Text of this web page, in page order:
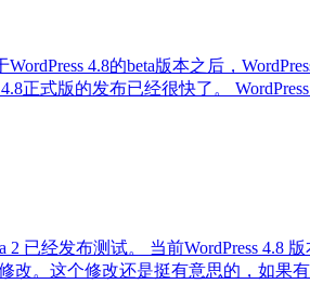
4.8的beta版本之后，
正式版的发布已经很快了。
2 已经发布测试。 当前WordPress
改。这个修改还是挺有意思的，如果